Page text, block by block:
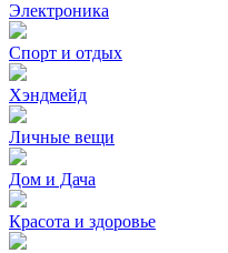
Электроника
Спорт и отдых
Хэндмейд
Личные вещи
Дом и Дача
Красота и здоровье